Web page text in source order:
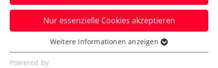
Anschließend spielt Filip Misolic beim
Davis Cup gegen Ungarn in Debrecen
gegen Márton Fucsovics.
Verfasst von: Manuel Wachta, 11.09.2025
Nur essenzielle Cookies akzeptieren
Essenziell
Essenzielle Cookies werden für grundlegende
Weitere Informationen anzeigen
Powered by